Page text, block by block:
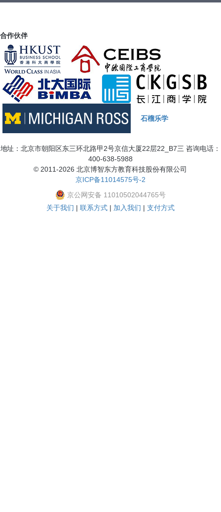
合作伙伴
石榴乐学
地址：北京市朝阳区东三环北路甲2号京信大厦22层22_B7三 咨询电话：
400-638-5988
© 2011-2026 北京博智东方教育科技股份有限公司
京ICP备11014575号-2
京公网安备 11010502044765号
关于我们 | 联系方式 | 加入我们 | 支付方式